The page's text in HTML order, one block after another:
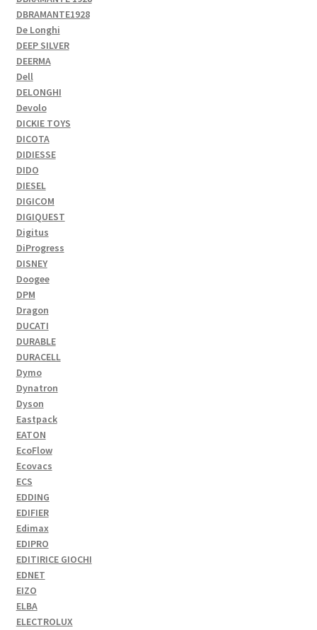
DBRAMANTE1928
De Longhi
DEEP SILVER
DEERMA
Dell
DELONGHI
Devolo
DICKIE TOYS
DICOTA
DIDIESSE
DIDO
DIESEL
DIGICOM
DIGIQUEST
Digitus
DiProgress
DISNEY
Doogee
DPM
Dragon
DUCATI
DURABLE
DURACELL
Dymo
Dynatron
Dyson
Eastpack
EATON
EcoFlow
Ecovacs
ECS
EDDING
EDIFIER
Edimax
EDIPRO
EDITIRICE GIOCHI
EDNET
EIZO
ELBA
ELECTROLUX